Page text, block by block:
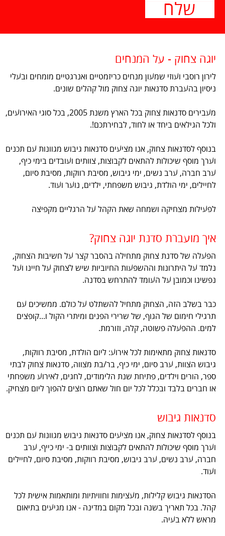
יוגה צחוק - על המנחים
לירון רוסבי ועוזי שמעון מנחים כריזמטיים ואנרגטיים מומחים ובעלי
ניסיון בהעברת סדנאות יוגה צחוק מול קהלים שונים.
מעבירים סדנאות צחוק בכל הארץ משנת 2005, בכל סוגי האירועים,
ולכל הגילאים ביחד או לחוד, לבחירתכם!.
בנוסף לסדנאות צחוק, אנו מציעים סדנאות גיבוש מגוונות עם תכנים
וערך מוסף שיכולות להתאים לקבוצות, צוותים ועובדים בימי כיף,
ערב חברה, ערב נשים, ימי גיבוש, מסיבת רווקות, מסיבת סיום,
לחיילים, ימי הולדת, גיבוש משפחתי, ילדים, נוער ועוד.
לפעילות מצחיקה ושמחה שאת הקהל על הרגליים מקפיצה
איך מועברת סדנת יוגה צחוק?
הפעלה של סדנת צחוק מתחילה בהסבר קצר על חשיבות הצחוק,
נלמד על היתרונות וההשפעות החיוביות שיש לצחוק על חיינו ועל
נפשינו וכמובן על העומד להתרחש בסדנה.
כבר בשלב הזה, הצחוק מתחיל להשתלט על כולם. ממשיכים עם
תרגילי חימום של הגוף, של שרירי הפנים ומיתרי הקול ו...קופצים
למים. ההפעלה פשוטה, קלה, וזורמת.
סדנאות צחוק מתאימות לכל אירוע: ליום הולדת, מסיבת רווקות,
גיבוש הצוות, ערב סיום, ימי כיף, בר/בת מצווה, סדנאות צחוק לבתי
ספר, הורים וילדים, פתיחת שנת הלימודים, לחגים, לאירוע משפחתי
או חברים בלבד ובכלל לכל יום חול שאתם רוצים להפוך ליום מצחיק.
סדנאות גיבוש
בנוסף לסדנאות צחוק, אנו מציעים סדנאות גיבוש מגוונות עם תכנים
וערך מוסף שיכולות להתאים לקבוצות וצוותים ב- ימי כייף, ערב
חברה, ערב נשים, ערב גיבוש, מסיבת רווקות, מסיבת סיום, לחיילים
ועוד.
הסדנאות גיבוש קלילות, מעצימות וחוויתיות ומותאמות אישית לכל
קהל. בכל תאריך בשנה ובכל מקום במדינה - אנו מגיעים בתיאום
מראש ללא בעיה.